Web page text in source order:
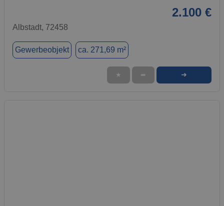
2.100 €
Albstadt, 72458
Gewerbeobjekt ca. 271,69 m²
★ ➦ ➜